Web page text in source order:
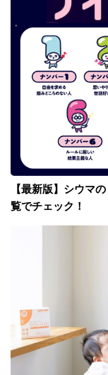
【最新版】シウマ
覧でチェック！